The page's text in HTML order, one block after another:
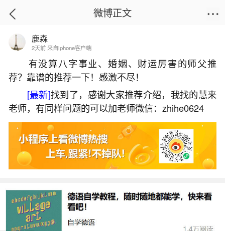
首页
属相狗和鸡婚配怎样？
2026-07-05 20:50:28 1 9 赞
生活中像属相狗和鸡婚配怎样？都是很常见的
问题，但是小问题不注意可能会引起大麻烦，下面
就这个问题给大家做一些解读：
1、狗与鸡属相婚配如何
狗与鸡属相婚配整体不太理想，在性格、志向
微博正文
鹿森
2天前 来自iphone客户端
有没算八字事业、婚姻、财运厉害的师父推
荐？靠谱的推荐一下！感激不尽！
[最新]找到了，感谢大家推荐介绍，我找的慧来
老师，有同样问题的可以加老师微信：zhihe0624